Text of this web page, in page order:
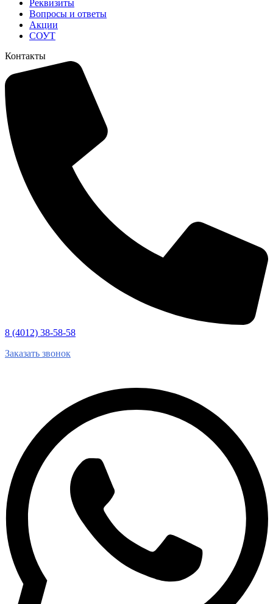
Реквизиты
Вопросы и ответы
Акции
СОУТ
Контакты
8 (4012) 38-58-58
Заказать звонок